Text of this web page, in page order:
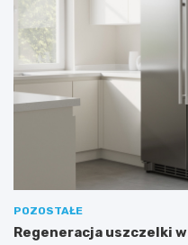
POZOSTAŁE
Regeneracja uszczelki